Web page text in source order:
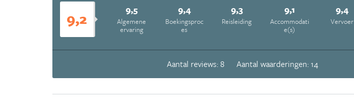
9,2 9,5
Algemene
ervaring
9,4
Boekingsproc
es
9,3
Reisleiding
9,1
Accommodati
e(s)
9,4
Vervoer
Aantal reviews: 8 Aantal waarderingen: 14